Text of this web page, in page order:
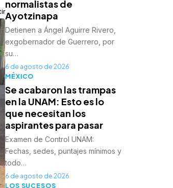
normalistas de
Ayotzinapa
Detienen a Ángel Aguirre Rivero,
exgobernador de Guerrero, por
su…
6 de agosto de 2026
MÉXICO
Se acabaron las trampas
en la UNAM: Esto es lo
que necesitan los
aspirantes para pasar
Examen de Control UNAM:
Fechas, sedes, puntajes mínimos y
todo…
6 de agosto de 2026
LOS SUCESOS